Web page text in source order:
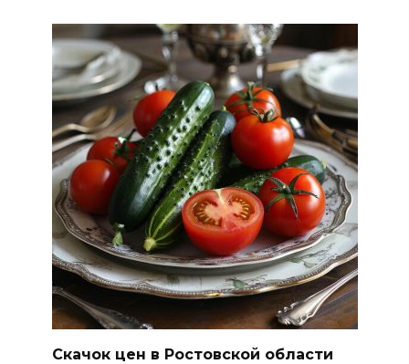
Скачок цен в Ростовской области